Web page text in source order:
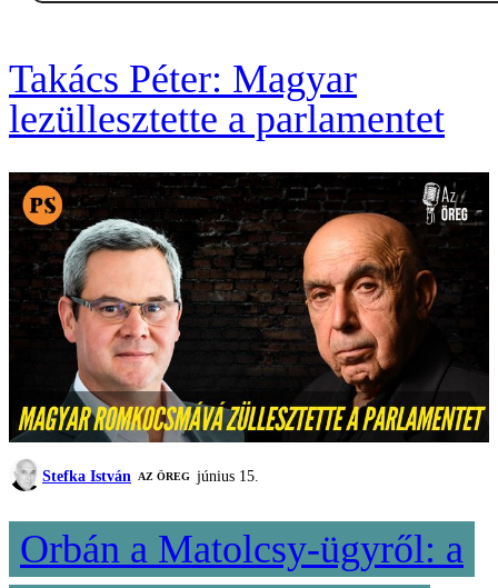
Takács Péter: Magyar
lezüllesztette a parlamentet
Stefka István AZ ÖREG június 15.
Orbán a Matolcsy-ügyről: a